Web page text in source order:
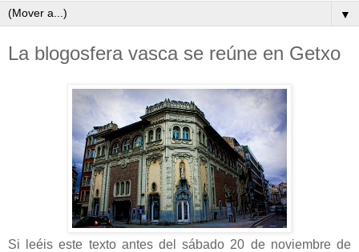
▼
La blogosfera vasca se reúne en Getxo
Si leéis este texto antes del sábado 20 de noviembre de